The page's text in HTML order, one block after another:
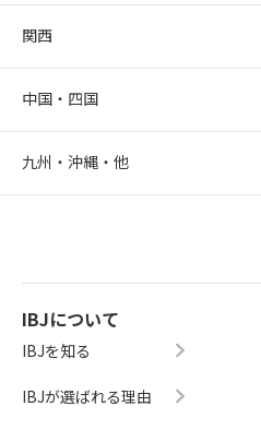
関西
中国・四国
九州・沖縄・他
IBJについて
IBJを知る
IBJが選ばれる理由